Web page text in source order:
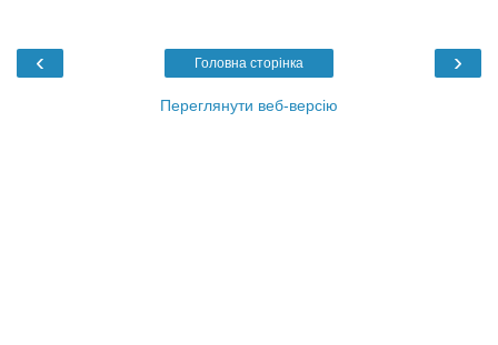
‹ ›
Головна сторінка
Переглянути веб-версію